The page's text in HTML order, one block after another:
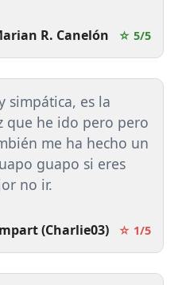
R. Canelón ☆ 5/5
simpática, es la
que he ido pero pero
me ha hecho un
guapo si eres
no ir.
(Charlie03) ☆ 1/5